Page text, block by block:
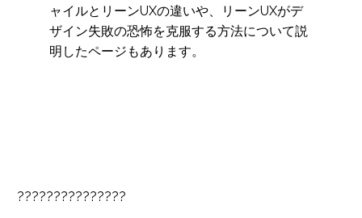
ャイルとリーンUXの違いや、リーンUXがデ
ザイン失敗の恐怖を克服する方法について説
明したページもあります。
???????????????